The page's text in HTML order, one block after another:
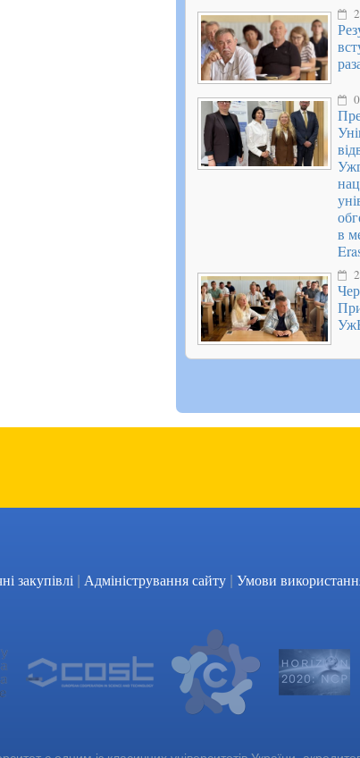
в
закупівлі | Адміністрування сайту | Умови